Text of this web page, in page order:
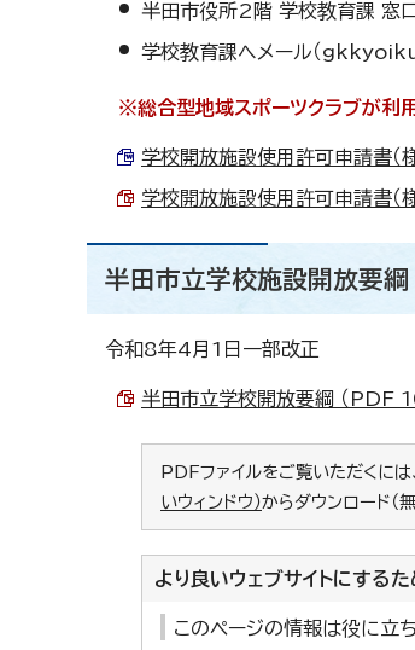
半田市役所2階 学校教育課 窓口
学校教育課へメール（
※総合型地域スポーツクラブが利
学校開放施設使用許可申請書（
学校開放施設使用許可申請書（
半田市立学校施設開放要綱
令和8年4月1日一部改正
半田市立学校開放要綱 （PDF
PDFファイルをご覧いただくには
いウィンドウ）からダウンロード（
より良いウェブサイトにする
このページの情報は役に立